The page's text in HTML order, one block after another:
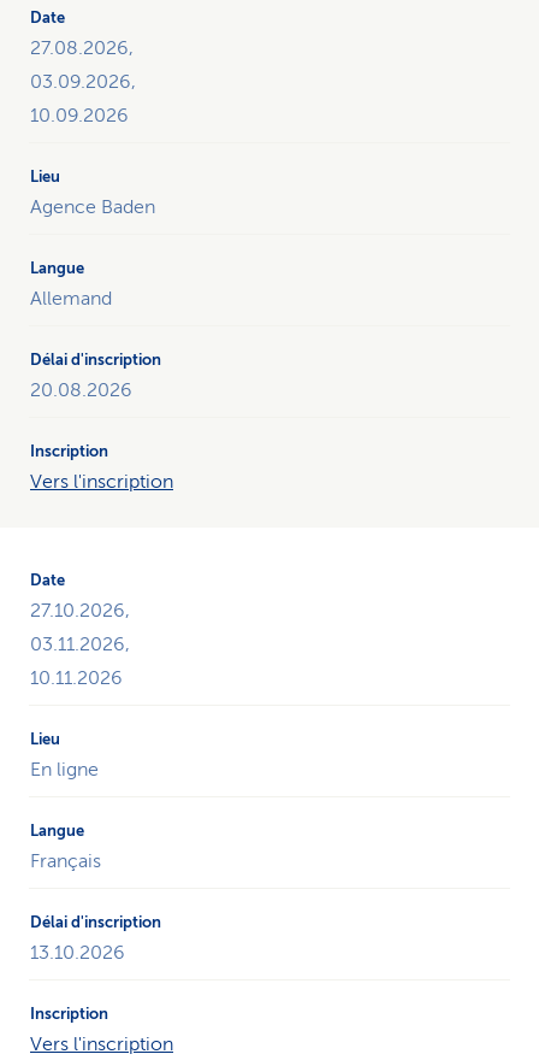
27.08.2026,
03.09.2026,
10.09.2026
Agence Baden
Allemand
20.08.2026
Vers l'inscription
27.10.2026,
03.11.2026,
10.11.2026
En ligne
Français
13.10.2026
Vers l'inscription